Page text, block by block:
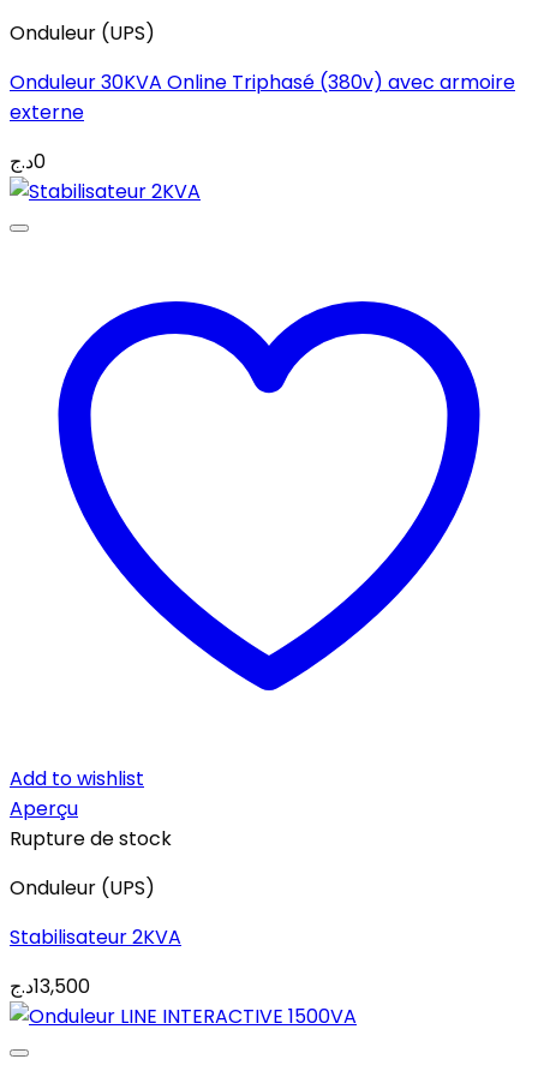
Onduleur (UPS)
Onduleur 30KVA Online Triphasé (380v) avec armoire
externe
0د.ج
Add to wishlist
Aperçu
Rupture de stock
Onduleur (UPS)
Stabilisateur 2KVA
13,500د.ج